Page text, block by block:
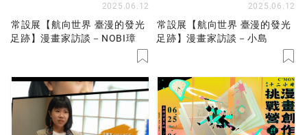
2025.06.12
常設展【航向世界 臺漫的發光
足跡】漫畫家訪談－NOBI璋
2025.06.12
常設展【航向世界 臺漫的發光
足跡】漫畫家訪談－小島